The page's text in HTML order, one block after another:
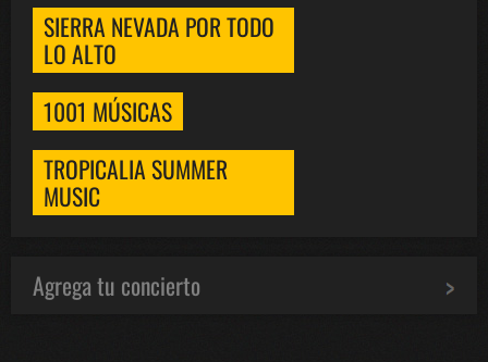
SIERRA NEVADA POR TODO
LO ALTO
1001 MÚSICAS
TROPICALIA SUMMER
MUSIC
Agrega tu concierto